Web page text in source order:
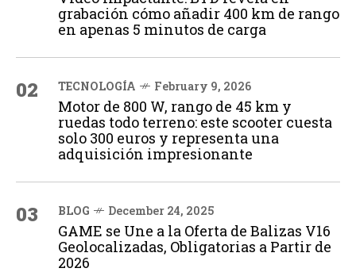
grabación cómo añadir 400 km de rango
en apenas 5 minutos de carga
02 TECNOLOGÍA February 9, 2026
Motor de 800 W, rango de 45 km y
ruedas todo terreno: este scooter cuesta
solo 300 euros y representa una
adquisición impresionante
03 BLOG December 24, 2025
GAME se Une a la Oferta de Balizas V16
Geolocalizadas, Obligatorias a Partir de
2026